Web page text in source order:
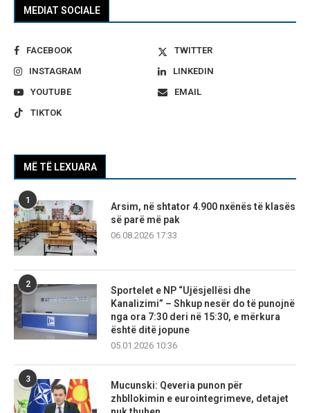
MEDIAT SOCIALE
FACEBOOK
TWITTER
INSTAGRAM
LINKEDIN
YOUTUBE
EMAIL
TIKTOK
MË TË LEXUARA
1
Arsim, në shtator 4.900 nxënës të klasës
së parë më pak
06.08.2026 17:33
2
Sportelet e NP “Ujësjellësi dhe
Kanalizimi” – Shkup nesër do të punojnë
nga ora 7:30 deri në 15:30, e mërkura
është ditë jopune
05.01.2026 10:36
3
Mucunski: Qeveria punon për
zhbllokimin e eurointegrimeve, detajet